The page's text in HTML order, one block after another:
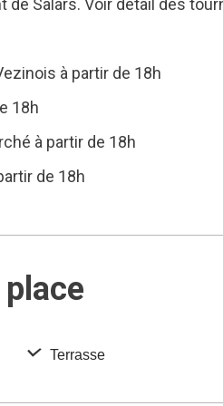
Salars. Voir détail des
à partir de 18h
18h
à partir de 18h
de 18h
Terrasse